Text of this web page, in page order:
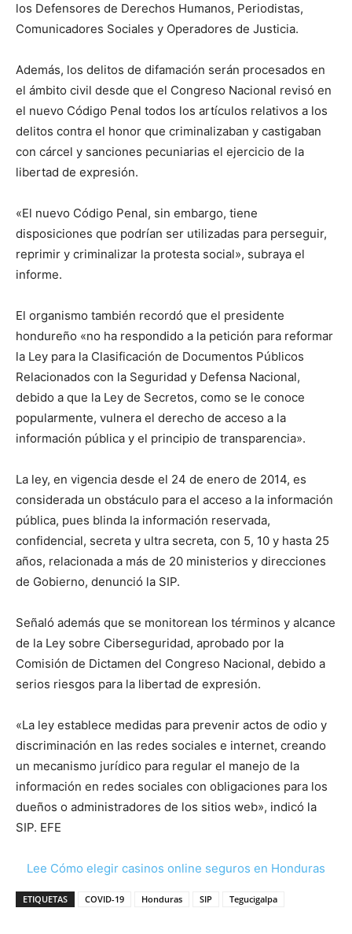
los Defensores de Derechos Humanos, Periodistas,
Comunicadores Sociales y Operadores de Justicia.
Además, los delitos de difamación serán procesados en
el ámbito civil desde que el Congreso Nacional revisó en
el nuevo Código Penal todos los artículos relativos a los
delitos contra el honor que criminalizaban y castigaban
con cárcel y sanciones pecuniarias el ejercicio de la
libertad de expresión.
«El nuevo Código Penal, sin embargo, tiene
disposiciones que podrían ser utilizadas para perseguir,
reprimir y criminalizar la protesta social», subraya el
informe.
El organismo también recordó que el presidente
hondureño «no ha respondido a la petición para reformar
la Ley para la Clasificación de Documentos Públicos
Relacionados con la Seguridad y Defensa Nacional,
debido a que la Ley de Secretos, como se le conoce
popularmente, vulnera el derecho de acceso a la
información pública y el principio de transparencia».
La ley, en vigencia desde el 24 de enero de 2014, es
considerada un obstáculo para el acceso a la información
pública, pues blinda la información reservada,
confidencial, secreta y ultra secreta, con 5, 10 y hasta 25
años, relacionada a más de 20 ministerios y direcciones
de Gobierno, denunció la SIP.
Señaló además que se monitorean los términos y alcance
de la Ley sobre Ciberseguridad, aprobado por la
Comisión de Dictamen del Congreso Nacional, debido a
serios riesgos para la libertad de expresión.
«La ley establece medidas para prevenir actos de odio y
discriminación en las redes sociales e internet, creando
un mecanismo jurídico para regular el manejo de la
información en redes sociales con obligaciones para los
dueños o administradores de los sitios web», indicó la
SIP. EFE
Lee Cómo elegir casinos online seguros en Honduras
ETIQUETAS COVID-19 Honduras SIP Tegucigalpa